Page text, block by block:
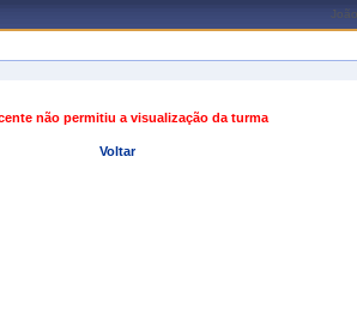
não permitiu a visualização da turma
Voltar